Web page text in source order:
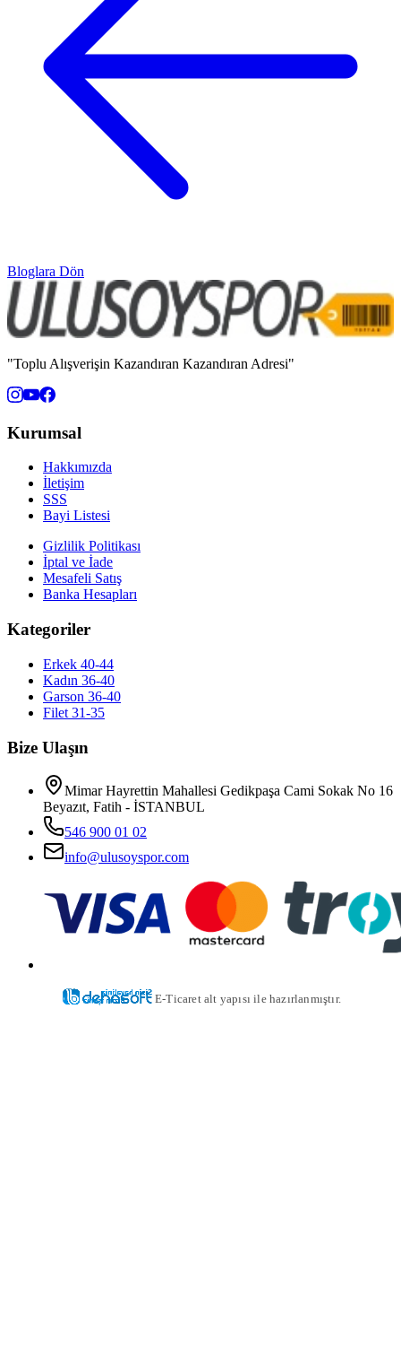
Bloglara Dön
"Toplu Alışverişin Kazandıran Kazandıran Adresi"
Kurumsal
Hakkımızda
İletişim
SSS
Bayi Listesi
Gizlilik Politikası
İptal ve İade
Mesafeli Satış
Banka Hesapları
Kategoriler
Erkek 40-44
Kadın 36-40
Garson 36-40
Filet 31-35
Bize Ulaşın
Mimar Hayrettin Mahallesi Gedikpaşa Cami Sokak No 16
Beyazıt, Fatih - İSTANBUL
546 900 01 02
info@ulusoyspor.com
E-Ticaret alt yapısı ile hazırlanmıştır.